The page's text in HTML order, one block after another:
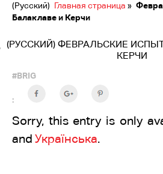
(Русский) Главная страница »
Балаклаве и Керчи
(РУССКИЙ) ФЕВРАЛЬСКИЕ
КЕРЧИ
#BRIG
:
Sorry, this entry is only
and Українська.